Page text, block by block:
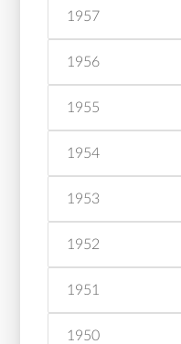
1957
1956
1955
1954
1953
1952
1951
1950